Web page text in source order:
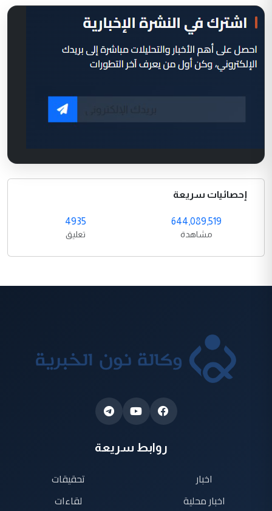
إحصائيات سريعة
644,089,519
مشاهدة
4935
تعليق
روابط سريعة
اخبار
اخبار محلية
تحقيقات
لقاءات